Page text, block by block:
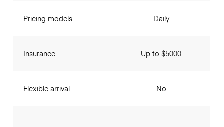
Pricing models
Insurance
Flexible arrival
Daily
Up to $5000
No